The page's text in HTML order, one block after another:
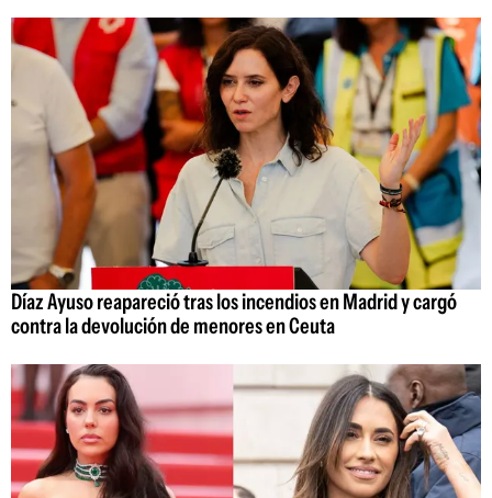
Díaz Ayuso reapareció tras los incendios en Madrid y cargó
contra la devolución de menores en Ceuta